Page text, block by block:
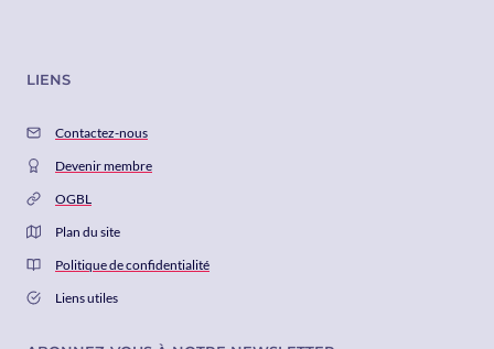
LIENS
Contactez-nous
Devenir membre
OGBL
Plan du site
Politique de confidentialité
Liens utiles